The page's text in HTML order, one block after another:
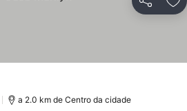
Partilhar
a 2.0 km de Centro da cidade